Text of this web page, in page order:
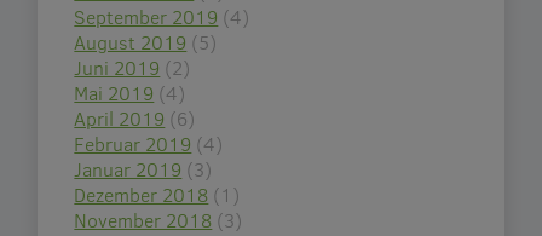
September 2019 (4)
August 2019 (5)
Juni 2019 (2)
Mai 2019 (4)
April 2019 (6)
Februar 2019 (4)
Januar 2019 (3)
Dezember 2018 (1)
November 2018 (3)